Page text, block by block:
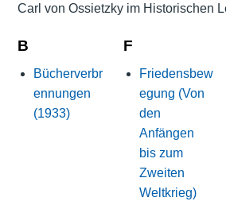
Carl von Ossietzky im Historischen
B
Bücherverbr
ennungen
(1933)
F
Friedensbew
egung (Von
den
Anfängen
bis zum
Zweiten
Weltkrieg)